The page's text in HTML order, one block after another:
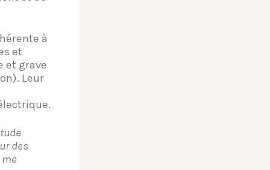
à
et
et grave
Leur
des
me